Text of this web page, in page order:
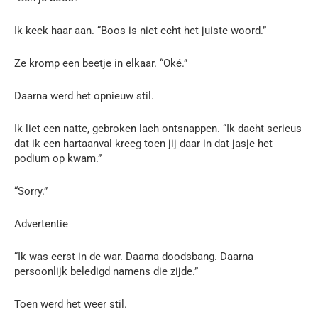
Ik keek haar aan. “Boos is niet echt het juiste woord.”
Ze kromp een beetje in elkaar. “Oké.”
Daarna werd het opnieuw stil.
Ik liet een natte, gebroken lach ontsnappen. “Ik dacht serieus
dat ik een hartaanval kreeg toen jij daar in dat jasje het
podium op kwam.”
“Sorry.”
Advertentie
“Ik was eerst in de war. Daarna doodsbang. Daarna
persoonlijk beledigd namens die zijde.”
Toen werd het weer stil.